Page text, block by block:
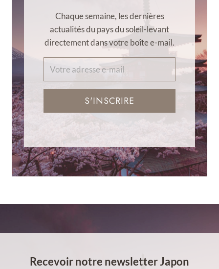
Chaque semaine, les dernières
actualités du pays du soleil-levant
directement dans votre boîte e-mail.
S'INSCRIRE
Recevoir notre newsletter Japon